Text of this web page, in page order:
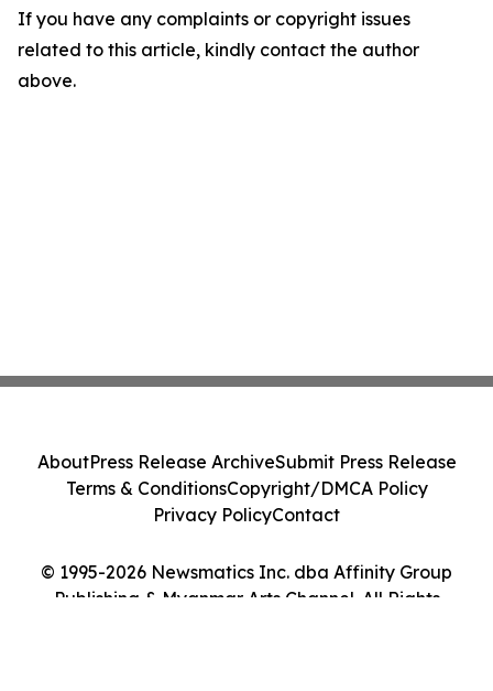
If you have any complaints or copyright issues
related to this article, kindly contact the author
above.
© 1995-2026 Newsmatics Inc. dba Affinity Group
Publishing & Myanmar Arts Channel. All Rights
AboutPress Release ArchiveSubmit Press Release
Terms & ConditionsCopyright/DMCA Policy
Privacy PolicyContact